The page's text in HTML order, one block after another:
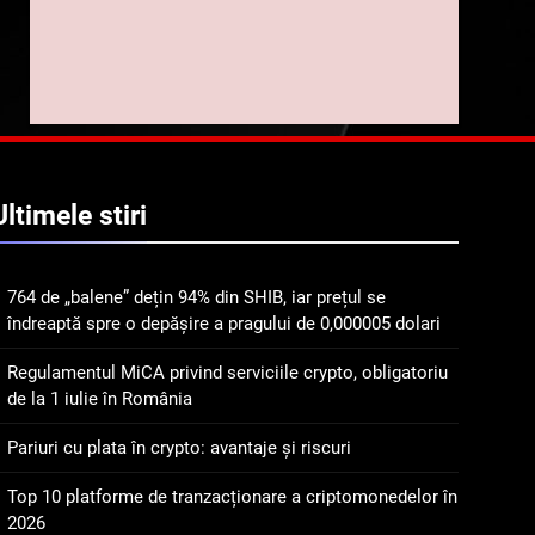
a pragului de 0,000005
obligatoriu de la 1 iulie în
3
Pariuri cu plata în crypto:
avantaje și riscuri
Top 10 platforme de
tranzacționare a
stiri
764 de „balene” dețin 94% din SHIB, iar prețul se
îndreaptă spre o depășire a pragului de 0,000005 dolari
Regulamentul MiCA privind serviciile crypto, obligatoriu
de la 1 iulie în România
Pariuri cu plata în crypto: avantaje și riscuri
Top 10 platforme de tranzacționare a criptomonedelor în
2026